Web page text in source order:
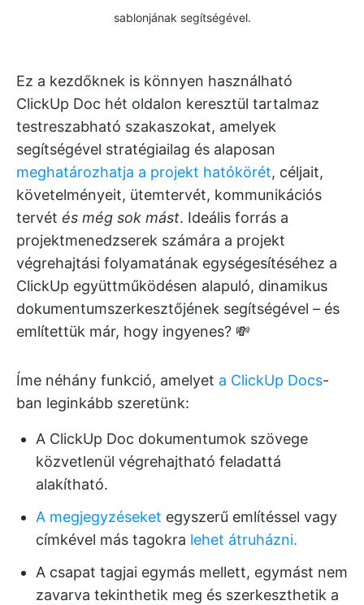
sablonjának segítségével.
Ez a kezdőknek is könnyen használható
ClickUp Doc hét oldalon keresztül tartalmaz
testreszabható szakaszokat, amelyek
segítségével stratégiailag és alaposan
meghatározhatja a projekt hatókörét, céljait,
követelményeit, ütemtervét, kommunikációs
tervét és még sok mást. Ideális forrás a
projektmenedzserek számára a projekt
végrehajtási folyamatának egységesítéséhez a
ClickUp együttműködésen alapuló, dinamikus
dokumentumszerkesztőjének segítségével – és
említettük már, hogy ingyenes? 💸
Íme néhány funkció, amelyet a ClickUp Docs-
ban leginkább szeretünk:
A ClickUp Doc dokumentumok szövege
közvetlenül végrehajtható feladattá
alakítható.
A megjegyzéseket egyszerű említéssel vagy
címkével más tagokra lehet átruházni.
A csapat tagjai egymás mellett, egymást nem
zavarva tekinthetik meg és szerkeszthetik a